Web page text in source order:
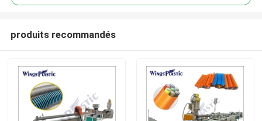
produits recommandés